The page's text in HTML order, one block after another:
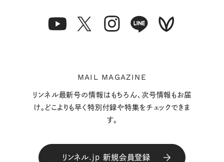
MAIL MAGAZINE
リンネル最新号の情報はもちろん、次号情報もお届
け。どこよりも早く特別付録や特集をチェックできま
す。
リンネル.jp 新規会員登録